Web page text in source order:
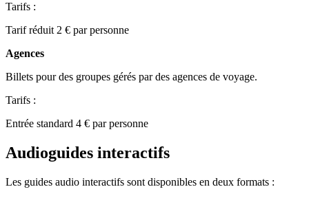
Tarifs :
Tarif réduit 2 € par personne
Agences
Billets pour des groupes gérés par des agences de voyage.
Tarifs :
Entrée standard 4 € par personne
Audioguides interactifs
Les guides audio interactifs sont disponibles en deux formats :